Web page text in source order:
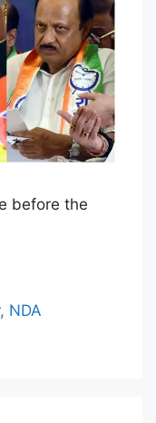
before the
, NDA